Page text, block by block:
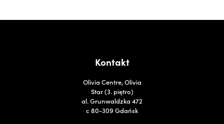
Kontakt
Olivia Centre, Olivia
Star (3. piętro)
al. Grunwaldzka 472
c 80-309 Gdańsk